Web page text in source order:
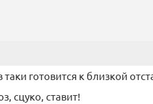
готовится к близкой
сцуко, ставит!